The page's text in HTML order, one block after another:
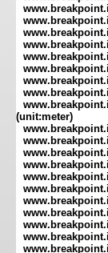
(unit:meter)